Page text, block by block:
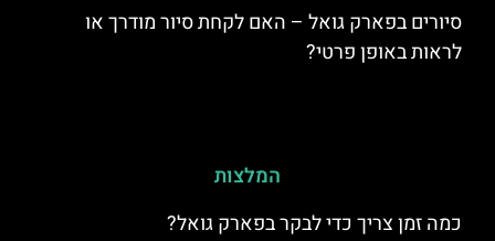
סיורים בפארק גואל – האם לקחת סיור מודרך או
לראות באופן פרטי?
המלצות
כמה זמן צריך כדי לבקר בפארק גואל?